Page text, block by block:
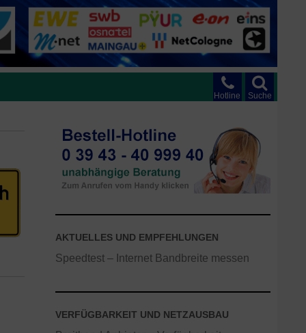
Suche
Hotline
AKTUELLES UND EMPFEHLUNGEN
Speedtest – Internet Bandbreite messen
VERFÜGBARKEIT UND NETZAUSBAU